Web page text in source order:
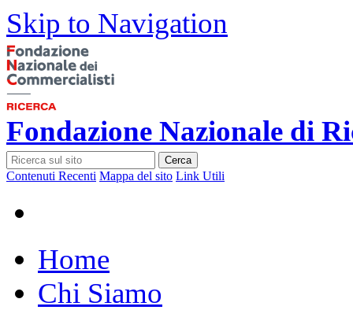
Skip to Navigation
Fondazione Nazionale di
Cerca
Contenuti Recenti Mappa del sito Link Utili
Home
Chi Siamo